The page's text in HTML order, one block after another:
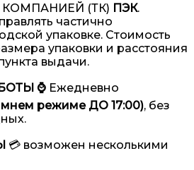
(ТК) ПЭК.
частично
упаковке. Стоимость
упаковки и расстояния
выдачи.
⌚️ Ежедневно
режиме ДО 17:00), без
💳 возможен несколькими